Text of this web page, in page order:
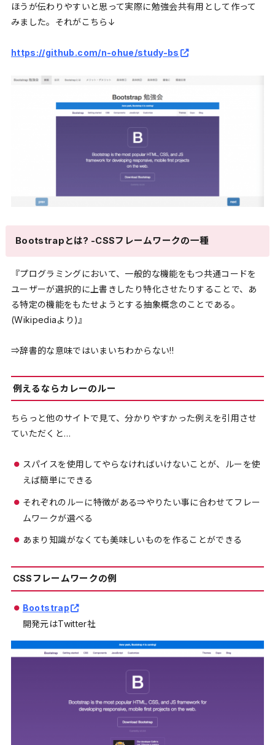
ほうが伝わりやすいと思って実際に勉強会共有用として作って
みました。それがこちら↓
https://github.com/n-ohue/study-bs
Bootstrapとは? -CSSフレームワークの一種
『プログラミングにおいて、一般的な機能をもつ共通コードを
ユーザーが選択的に上書きしたり特化させたりすることで、あ
る特定の機能をもたせようとする抽象概念のことである。
(Wikipediaより)』
⇒辞書的な意味ではいまいちわからない!!
例えるならカレーのルー
ちらっと他のサイトで見て、分かりやすかった例えを引用させ
ていただくと…
スパイスを使用してやらなければいけないことが、ルーを使
えば簡単にできる
それぞれのルーに特徴がある⇒やりたい事に合わせてフレー
ムワークが選べる
あまり知識がなくても美味しいものを作ることができる
CSSフレームワークの例
Bootstrap
開発元はTwitter社